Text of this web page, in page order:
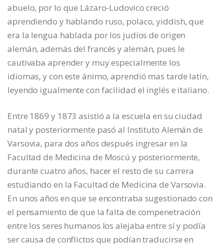
abuelo, por lo que Lázaro-Ludovico creció
aprendiendo y hablando ruso, polaco, yiddish, que
era la lengua hablada por los judíos de origen
alemán, además del francés y alemán, pues le
cautivaba aprender y muy especialmente los
idiomas, y con este ánimo, aprendió mas tarde latín,
leyendo igualmente con facilidad el inglés e italiano.
Entre 1869 y 1873 asistió a la escuela en su ciudad
natal y posteriormente pasó al Instituto Alemán de
Varsovia, para dos años después ingresar en la
Facultad de Medicina de Moscú y posteriormente,
durante cuatro años, hacer el resto de su carrera
estudiando en la Facultad de Medicina de Varsovia.
En unos años en que se encontraba sugestionado con
el pensamiento de que la falta de compenetración
entre los seres humanos los alejaba entre sí y podía
ser causa de conflictos que podían traducirse en